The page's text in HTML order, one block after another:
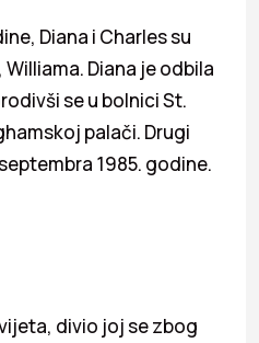
Diana i Charles su
Diana je odbila
se u bolnici St.
palači. Drugi
1985. godine.
divio joj se zbog